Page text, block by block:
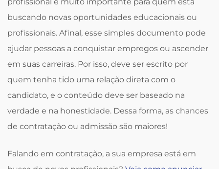
buscando novas oportunidades educacionais ou
profissionais. Afinal, esse simples documento pode
ajudar pessoas a conquistar empregos ou ascender
em suas carreiras. Por isso, deve ser escrito por
quem tenha tido uma relação direta com o
candidato, e o conteúdo deve ser baseado na
verdade e na honestidade. Dessa forma, as chances
de contratação ou admissão são maiores!
Falando em contratação, a sua empresa está em